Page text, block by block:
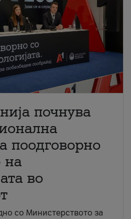
почнува
поодговорно
на
во
со Министерството за